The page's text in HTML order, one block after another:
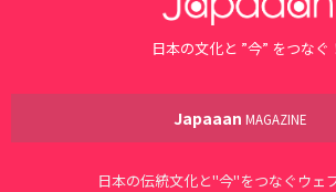
日本の文化と ”今” をつなぐ
Japaaan MAGAZINE
日本の伝統文化と"今"をつなぐウェ